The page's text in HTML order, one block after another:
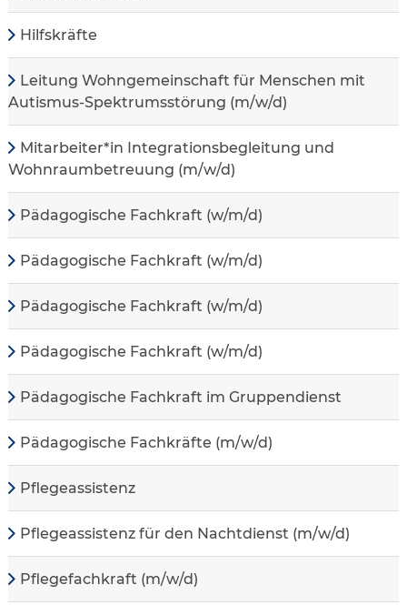
Hilfskräfte
Leitung Wohngemeinschaft für Menschen mit
Autismus-Spektrumsstörung (m/w/d)
Mitarbeiter*in Integrationsbegleitung und
Wohnraumbetreuung (m/w/d)
Pädagogische Fachkraft (w/m/d)
Pädagogische Fachkraft (w/m/d)
Pädagogische Fachkraft (w/m/d)
Pädagogische Fachkraft (w/m/d)
Pädagogische Fachkraft im Gruppendienst
Pädagogische Fachkräfte (m/w/d)
Pflegeassistenz
Pflegeassistenz für den Nachtdienst (m/w/d)
Pflegefachkraft (m/w/d)